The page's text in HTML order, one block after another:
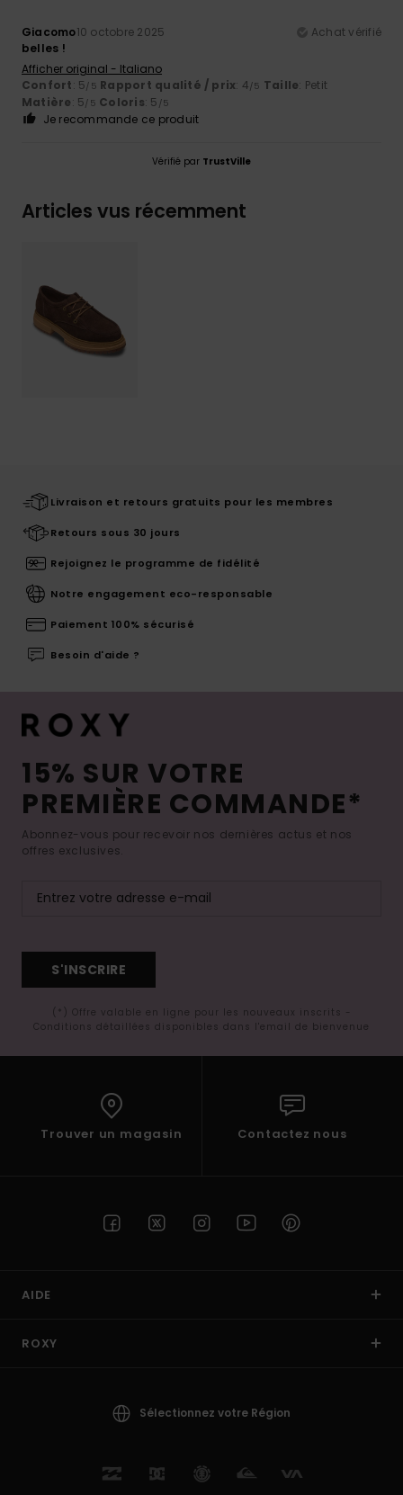
Giacomo10 octobre 2025
Achat vérifié
belles !
Afficher original - Italiano
Confort: 5/5 Rapport qualité / prix: 4/5 Taille: Petit
Matière: 5/5 Coloris: 5 /5
Je recommande ce produit
Vérifié par TrustVille
Articles vus récemment
Livraison et retours gratuits pour les membres
Retours sous 30 jours
Rejoignez le programme de fidélité
Notre engagement eco-responsable
Paiement 100% sécurisé
Besoin d'aide ?
15% SUR VOTRE
PREMIÈRE COMMANDE*
Abonnez-vous pour recevoir nos dernières actus et nos
offres exclusives.
S'INSCRIRE
(*) Offre valable en ligne pour les nouveaux inscrits -
Conditions détaillées disponibles dans l'email de bienvenue
Trouver un magasin Contactez nous
AIDE
ROXY
Sélectionnez votre Région